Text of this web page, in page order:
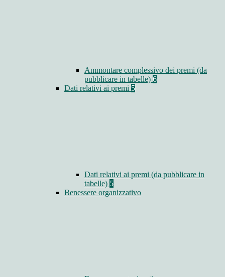
Ammontare complessivo dei premi (da
pubblicare in tabelle) 6
Dati relativi ai premi 5
Dati relativi ai premi (da pubblicare in
tabelle) 5
Benessere organizzativo